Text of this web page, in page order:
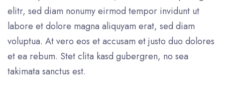
elitr, sed diam nonumy eirmod tempor invidunt ut
labore et dolore magna aliquyam erat, sed diam
voluptua. At vero eos et accusam et justo duo dolores
et ea rebum. Stet clita kasd gubergren, no sea
takimata sanctus est.